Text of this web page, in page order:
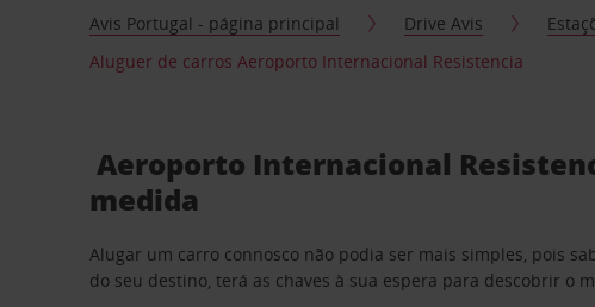
Avis Portugal - página principal Drive Avis
Aluguer de carros Aeroporto Internacional Resistencia
Aeroporto Internacional
medida
Alugar um carro connosco não podia ser mais simples, pois
do seu destino, terá as chaves à sua espera para descobrir o